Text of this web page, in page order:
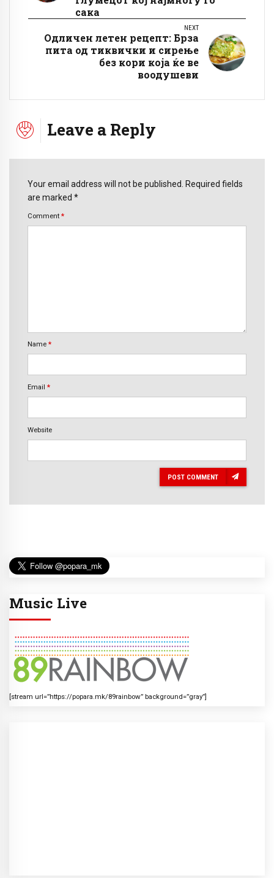
сака
NEXT
Одличен летен рецепт: Брза
пита од тиквички и сирење
без кори која ќе ве
воодушеви
Leave a Reply
Your email address will not be published. Required fields
are marked *
Comment *
Name *
Email *
Website
POST COMMENT
Music Live
[stream url=”https://popara.mk/89rainbow” background=”gray”]